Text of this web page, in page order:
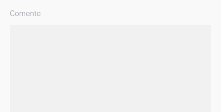
Comente